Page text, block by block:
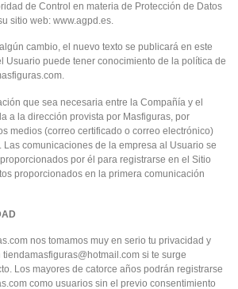
de Control en materia de Protección de Datos
sitio web: www.agpd.es.
cambio, el nuevo texto se publicará en este
Usuario puede tener conocimiento de la política de
que sea necesaria entre la Compañía y el
a la dirección provista por Masfiguras, por
medios (correo certificado o correo electrónico)
comunicaciones de la empresa al Usuario se
por él para registrarse en el Sitio
proporcionados en la primera comunicación
nos tomamos muy en serio tu privacidad y
si te surge
Los mayores de catorce años podrán registrarse
como usuarios sin el previo consentimiento